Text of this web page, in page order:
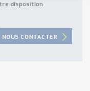
disposition
NOUS CONTACTER